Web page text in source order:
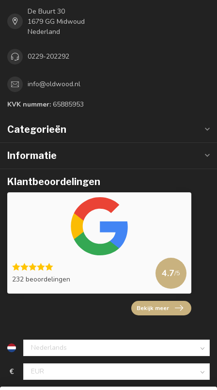
De Buurt 30
1679 GG Midwoud
Nederland
0229-202292
info@oldwood.nl
KVK nummer: 65885953
Categorieën
Informatie
Klantbeoordelingen
232 beoordelingen
4.7/5
Bekijk meer
€